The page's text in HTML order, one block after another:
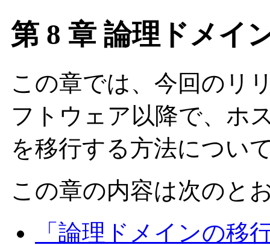
第 8 章 論理ドメイ
この章では、今回のリ
フトウェア以降で、ホ
を移行する方法につい
この章の内容は次のと
「論理ドメインの移